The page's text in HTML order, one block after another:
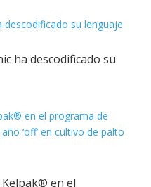
ha descodificado su
Kelpak® en el